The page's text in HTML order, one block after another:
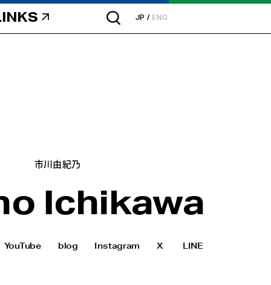
JP ENG
市川由紀乃
Ichikawa
YouTube blog Instagram X LINE